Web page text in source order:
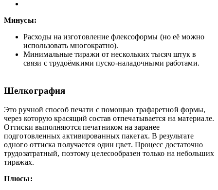
Минусы:
Расходы на изготовление флексоформы (но её можно
использовать многократно).
Минимальные тиражи от нескольких тысяч штук в
связи с трудоёмкими пуско-наладочными работами.
Шелкография
Это ручной способ печати с помощью трафаретной формы,
через которую красящий состав отпечатывается на материале.
Оттиски выполняются печатником на заранее
подготовленных активированных пакетах. В результате
одного оттиска получается один цвет. Процесс достаточно
трудозатратный, поэтому целесообразен только на небольших
тиражах.
Плюсы: